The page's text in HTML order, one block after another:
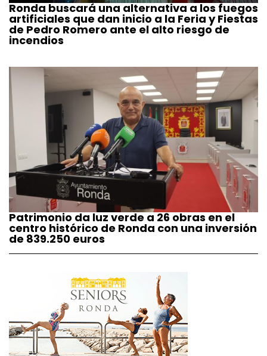
Ronda buscará una alternativa a los fuegos
artificiales que dan inicio a la Feria y Fiestas
de Pedro Romero ante el alto riesgo de
incendios
Patrimonio da luz verde a 26 obras en el
centro histórico de Ronda con una inversión
de 839.250 euros